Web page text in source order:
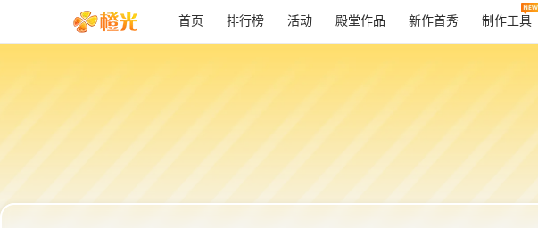
首页 排行榜 活动 殿堂作品 新作首秀 制作工具